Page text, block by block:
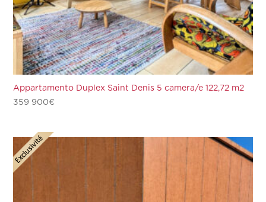
Appartamento Duplex Saint Denis 5 camera/e 122,72 m2
359 900€